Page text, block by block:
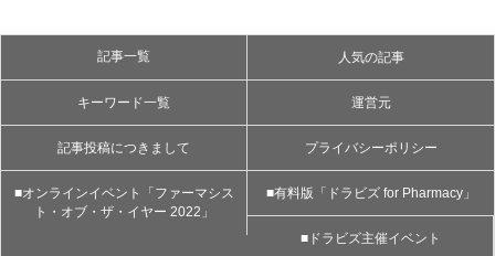
記事一覧 人気の記事
キーワード一覧 運営元
記事投稿につきまして プライバシーポリシー
■オンラインイベント「ファーマシス
ト・オブ・ザ・イヤー 2022」
■有料版「ドラビズ for Pharmacy」
■ドラビズ主催イベント